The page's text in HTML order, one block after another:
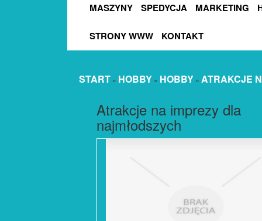
MASZYNY SPEDYCJA MARKETING
STRONY WWW KONTAKT
START » HOBBY » HOBBY » ATRAKCJE
Atrakcje na imprezy dla
najmłodszych